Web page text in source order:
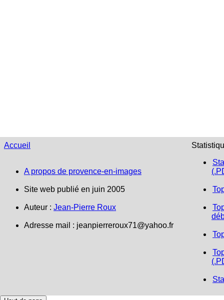
Accueil
A propos de provence-en-images
Site web publié en juin 2005
Auteur : Jean-Pierre Roux
Adresse mail : jeanpierreroux71@yahoo.fr